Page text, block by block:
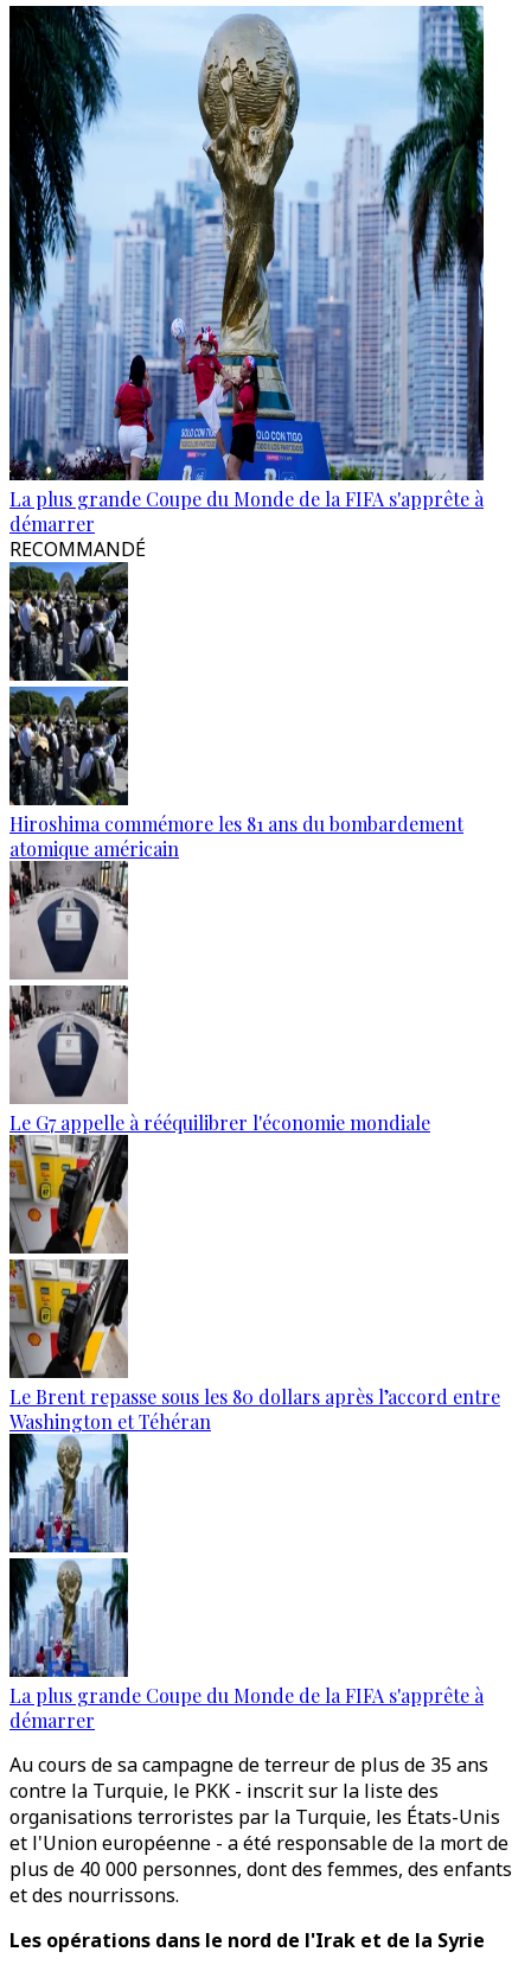
La plus grande Coupe du Monde de la FIFA s'apprête à
démarrer
RECOMMANDÉ
Hiroshima commémore les 81 ans du bombardement
atomique américain
Le G7 appelle à rééquilibrer l'économie mondiale
Le Brent repasse sous les 80 dollars après l’accord entre
Washington et Téhéran
La plus grande Coupe du Monde de la FIFA s'apprête à
démarrer
Au cours de sa campagne de terreur de plus de 35 ans
contre la Turquie, le PKK - inscrit sur la liste des
organisations terroristes par la Turquie, les États-Unis
et l'Union européenne - a été responsable de la mort de
plus de 40 000 personnes, dont des femmes, des enfants
et des nourrissons.
Les opérations dans le nord de l'Irak et de la Syrie